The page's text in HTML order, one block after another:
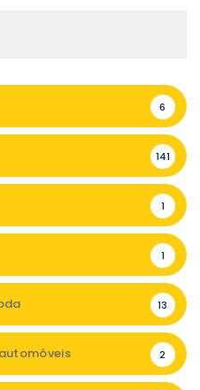
6
141
1
1
13
2